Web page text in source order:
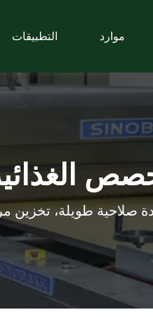
التطبيقات موارد
صلاحية طويلة، تخزين